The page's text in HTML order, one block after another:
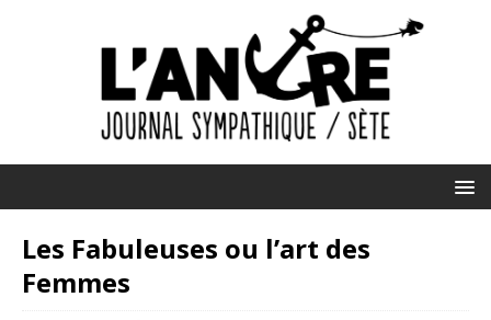
Les Fabuleuses ou l’art des
Femmes